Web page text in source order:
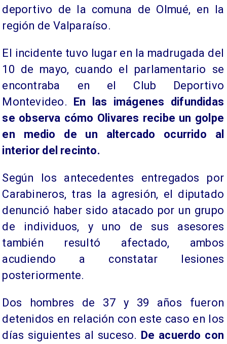
deportivo de la comuna de Olmué, en la
región de Valparaíso.
El incidente tuvo lugar en la madrugada del
10 de mayo, cuando el parlamentario se
encontraba en el Club Deportivo
Montevideo. En las imágenes difundidas
se observa cómo Olivares recibe un golpe
en medio de un altercado ocurrido al
interior del recinto.
Según los antecedentes entregados por
Carabineros, tras la agresión, el diputado
denunció haber sido atacado por un grupo
de individuos, y uno de sus asesores
también resultó afectado, ambos
acudiendo a constatar lesiones
posteriormente.
Dos hombres de 37 y 39 años fueron
detenidos en relación con este caso en los
días siguientes al suceso. De acuerdo con